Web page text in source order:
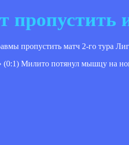
пропустить
пропустить матч 2-го тура
Милито потянул мышцу на